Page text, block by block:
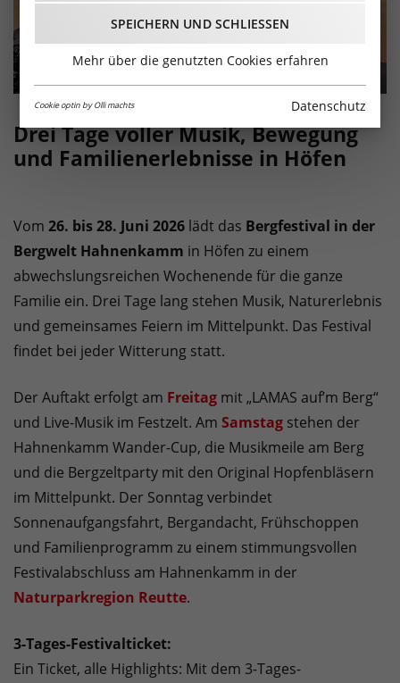
Drei Tage voller Musik, Bewegung
und Familienerlebnisse in Höfen
Vom 26. bis 28. Juni 2026 lädt das Bergfestival in der
Bergwelt Hahnenkamm in Höfen zu einem
abwechslungsreichen Wochenende für die ganze
Familie ein. Drei Tage lang stehen Musik, Naturerlebnis
und gemeinsames Feiern im Mittelpunkt. Das Festival
findet bei jeder Witterung statt.
Der Auftakt erfolgt am Freitag mit „LAMAS auf’m Berg“
und Live-Musik im Festzelt. Am Samstag stehen der
Hahnenkamm Wander-Cup, die Musikmeile am Berg
und die Bergzeltparty mit den Original Hopfenbläsern
im Mittelpunkt. Der Sonntag verbindet
Sonnenaufgangsfahrt, Bergandacht, Frühschoppen
und Familienprogramm zu einem stimmungsvollen
Festivalabschluss am Hahnenkamm in der
Naturparkregion Reutte.
3-Tages-Festivalticket:
Ein Ticket, alle Highlights: Mit dem 3-Tages-
SPEICHERN UND SCHLIESSEN
Mehr über die genutzten Cookies erfahren
Cookie optin by Olli machts Datenschutz